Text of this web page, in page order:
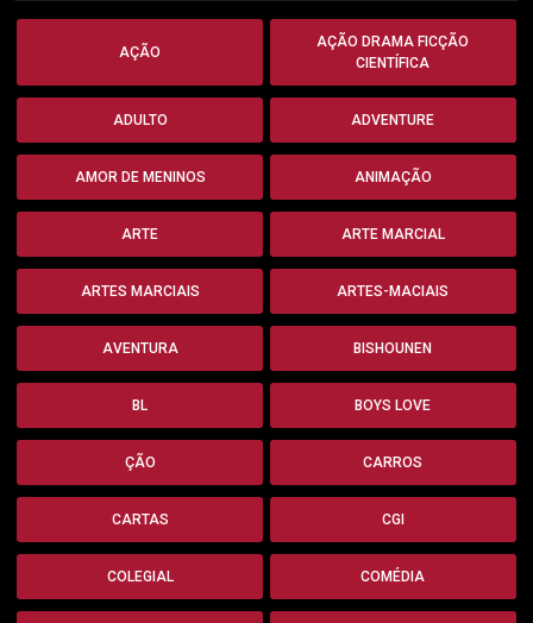
AÇÃO
AÇÃO DRAMA FICÇÃO
CIENTÍFICA
ADULTO ADVENTURE
AMOR DE MENINOS ANIMAÇÃO
ARTE ARTE MARCIAL
ARTES MARCIAIS ARTES-MACIAIS
AVENTURA BISHOUNEN
BL BOYS LOVE
ÇÃO CARROS
CARTAS CGI
COLEGIAL COMÉDIA